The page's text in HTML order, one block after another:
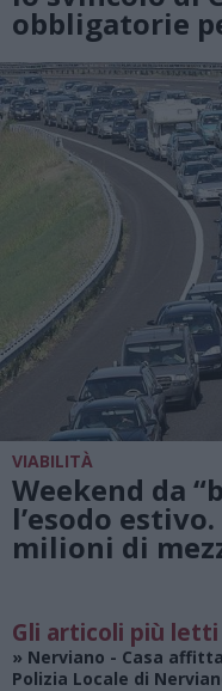
obbligatorie
VIABILITÀ
Weekend da
l’esodo
milioni di
Gli articoli più letti
» Nerviano - Casa
Polizia Locale di